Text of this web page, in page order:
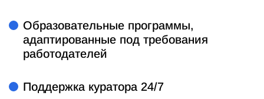
Образовательные программы,
адаптированные под требования
работодателей
Поддержка куратора 24/7